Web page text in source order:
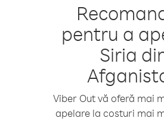
pentru a
Siria
Viber Out vă oferă mai
apelare la costuri mai